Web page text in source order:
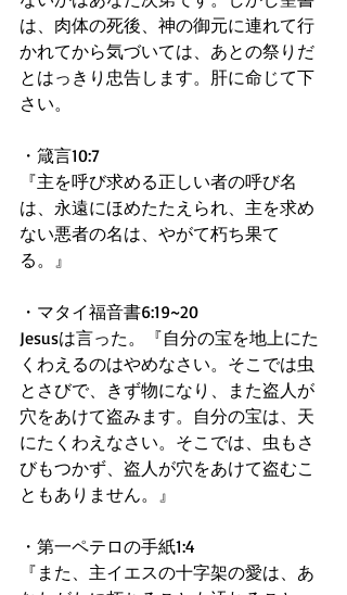
は、肉体の死後、神の御元に連れて行
かれてから気づいては、あとの祭りだ
とはっきり忠告します。肝に命じて下
さい。
・箴言10:7
『主を呼び求める正しい者の呼び名
は、永遠にほめたたえられ、主を求め
ない悪者の名は、やがて朽ち果て
る。』
・マタイ福音書6:19~20
Jesusは言った。『自分の宝を地上にた
くわえるのはやめなさい。そこでは虫
とさびで、きず物になり、また盗人が
穴をあけて盗みます。自分の宝は、天
にたくわえなさい。そこでは、虫もさ
びもつかず、盗人が穴をあけて盗むこ
ともありません。』
・第一ペテロの手紙1:4
『また、主イエスの十字架の愛は、あ